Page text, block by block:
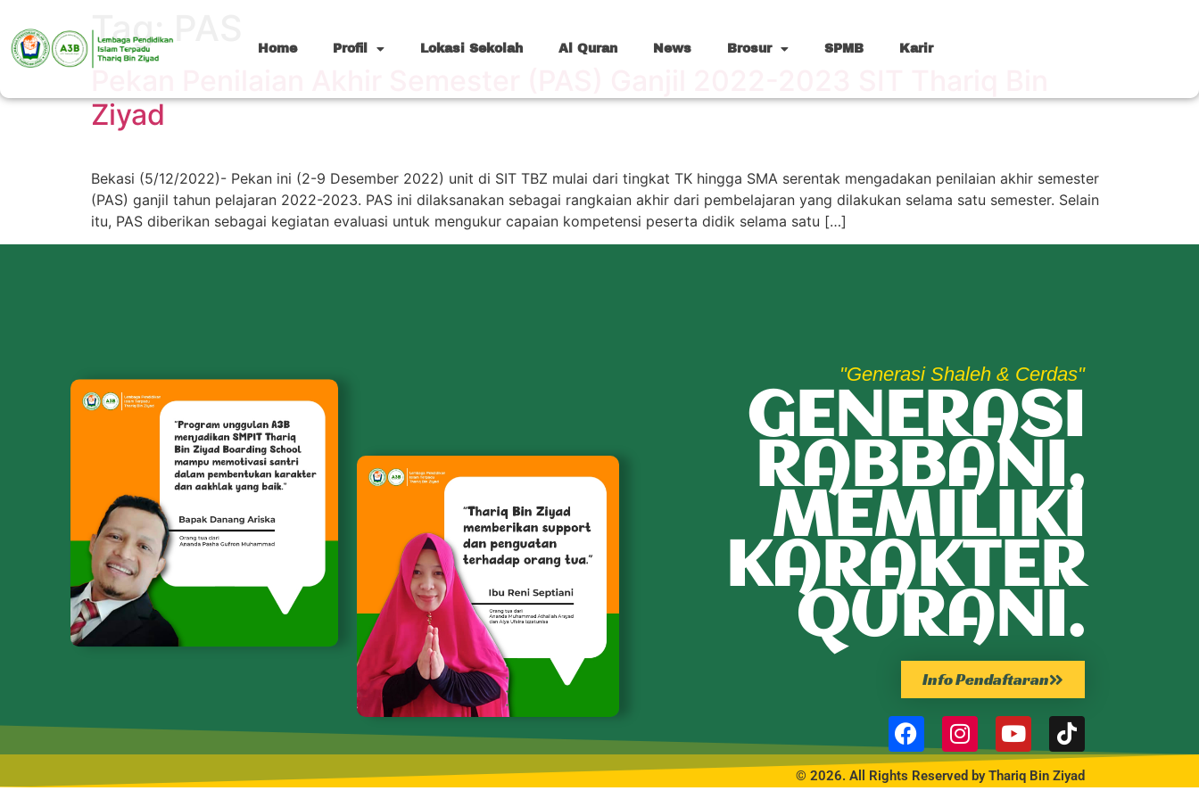
Home Profil Lokasi Sekolah Al Quran News Brosur SPMB Karir
Tag:
Pekan Penilaian Akhir Semester (PAS) Ganjil 2022-2023 SIT Thariq Bin
Ziyad
Bekasi (5/12/2022)- Pekan ini (2-9 Desember 2022) unit di SIT TBZ mulai dari tingkat TK hingga SMA serentak mengadakan penilaian akhir semester
(PAS) ganjil tahun pelajaran 2022-2023. PAS ini dilaksanakan sebagai rangkaian akhir dari pembelajaran yang dilakukan selama satu semester. Selain
itu, PAS diberikan sebagai kegiatan evaluasi untuk mengukur capaian kompetensi peserta didik selama satu […]
"Generasi Shaleh & Cerdas"
GENERASI
RABBANI,
MEMILIKI
KARAKTER
QURANI.
Info Pendaftaran
© 2026. All Rights Reserved by Thariq Bin Ziyad